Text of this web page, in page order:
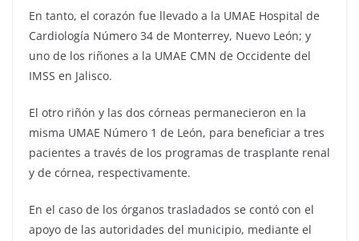
En tanto, el corazón fue llevado a la UMAE Hospital de
Cardiología Número 34 de Monterrey, Nuevo León; y
uno de los riñones a la UMAE CMN de Occidente del
IMSS en Jalisco.
El otro riñón y las dos córneas permanecieron en la
misma UMAE Número 1 de León, para beneficiar a tres
pacientes a través de los programas de trasplante renal
y de córnea, respectivamente.
En el caso de los órganos trasladados se contó con el
apoyo de las autoridades del municipio, mediante el